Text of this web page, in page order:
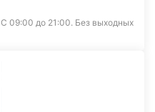
С 09:00 до 21:00. Без выходных